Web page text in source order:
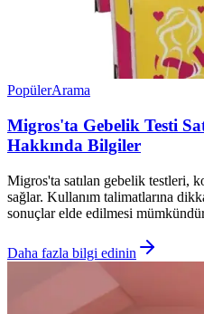
PopülerArama
Migros'ta Gebelik Testi
Hakkında Bilgiler
Migros'ta satılan gebelik testleri,
sağlar. Kullanım talimatlarına
sonuçlar elde edilmesi
Daha fazla bilgi edinin